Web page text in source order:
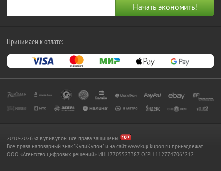
Принимаем к оплате:
2010-2026 © КупиКупон. Все права защищены.
Все права на товарный знак "КупиКупон" и на сайт www.kupikupon.ru принадлежат
OOO «Агентство цифровых решений» ИНН 7705523387, ОГРН 1127747063212